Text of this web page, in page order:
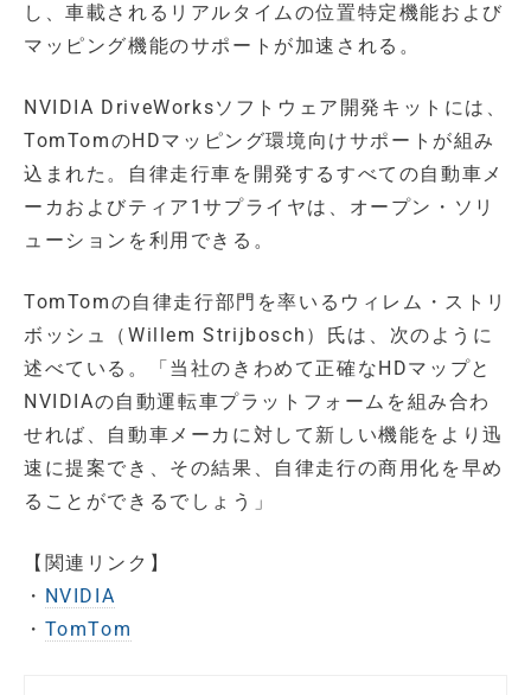
し、車載されるリアルタイムの位置特定機能および
マッピング機能のサポートが加速される。
NVIDIA DriveWorksソフトウェア開発キットには、
TomTomのHDマッピング環境向けサポートが組み
込まれた。自律走行車を開発するすべての自動車メ
ーカおよびティア1サプライヤは、オープン・ソリ
ューションを利用できる。
TomTomの自律走行部門を率いるウィレム・ストリ
ボッシュ（Willem Strijbosch）氏は、次のように
述べている。「当社のきわめて正確なHDマップと
NVIDIAの自動運転車プラットフォームを組み合わ
せれば、自動車メーカに対して新しい機能をより迅
速に提案でき、その結果、自律走行の商用化を早め
ることができるでしょう」
【関連リンク】
・ NVIDIA
・ TomTom